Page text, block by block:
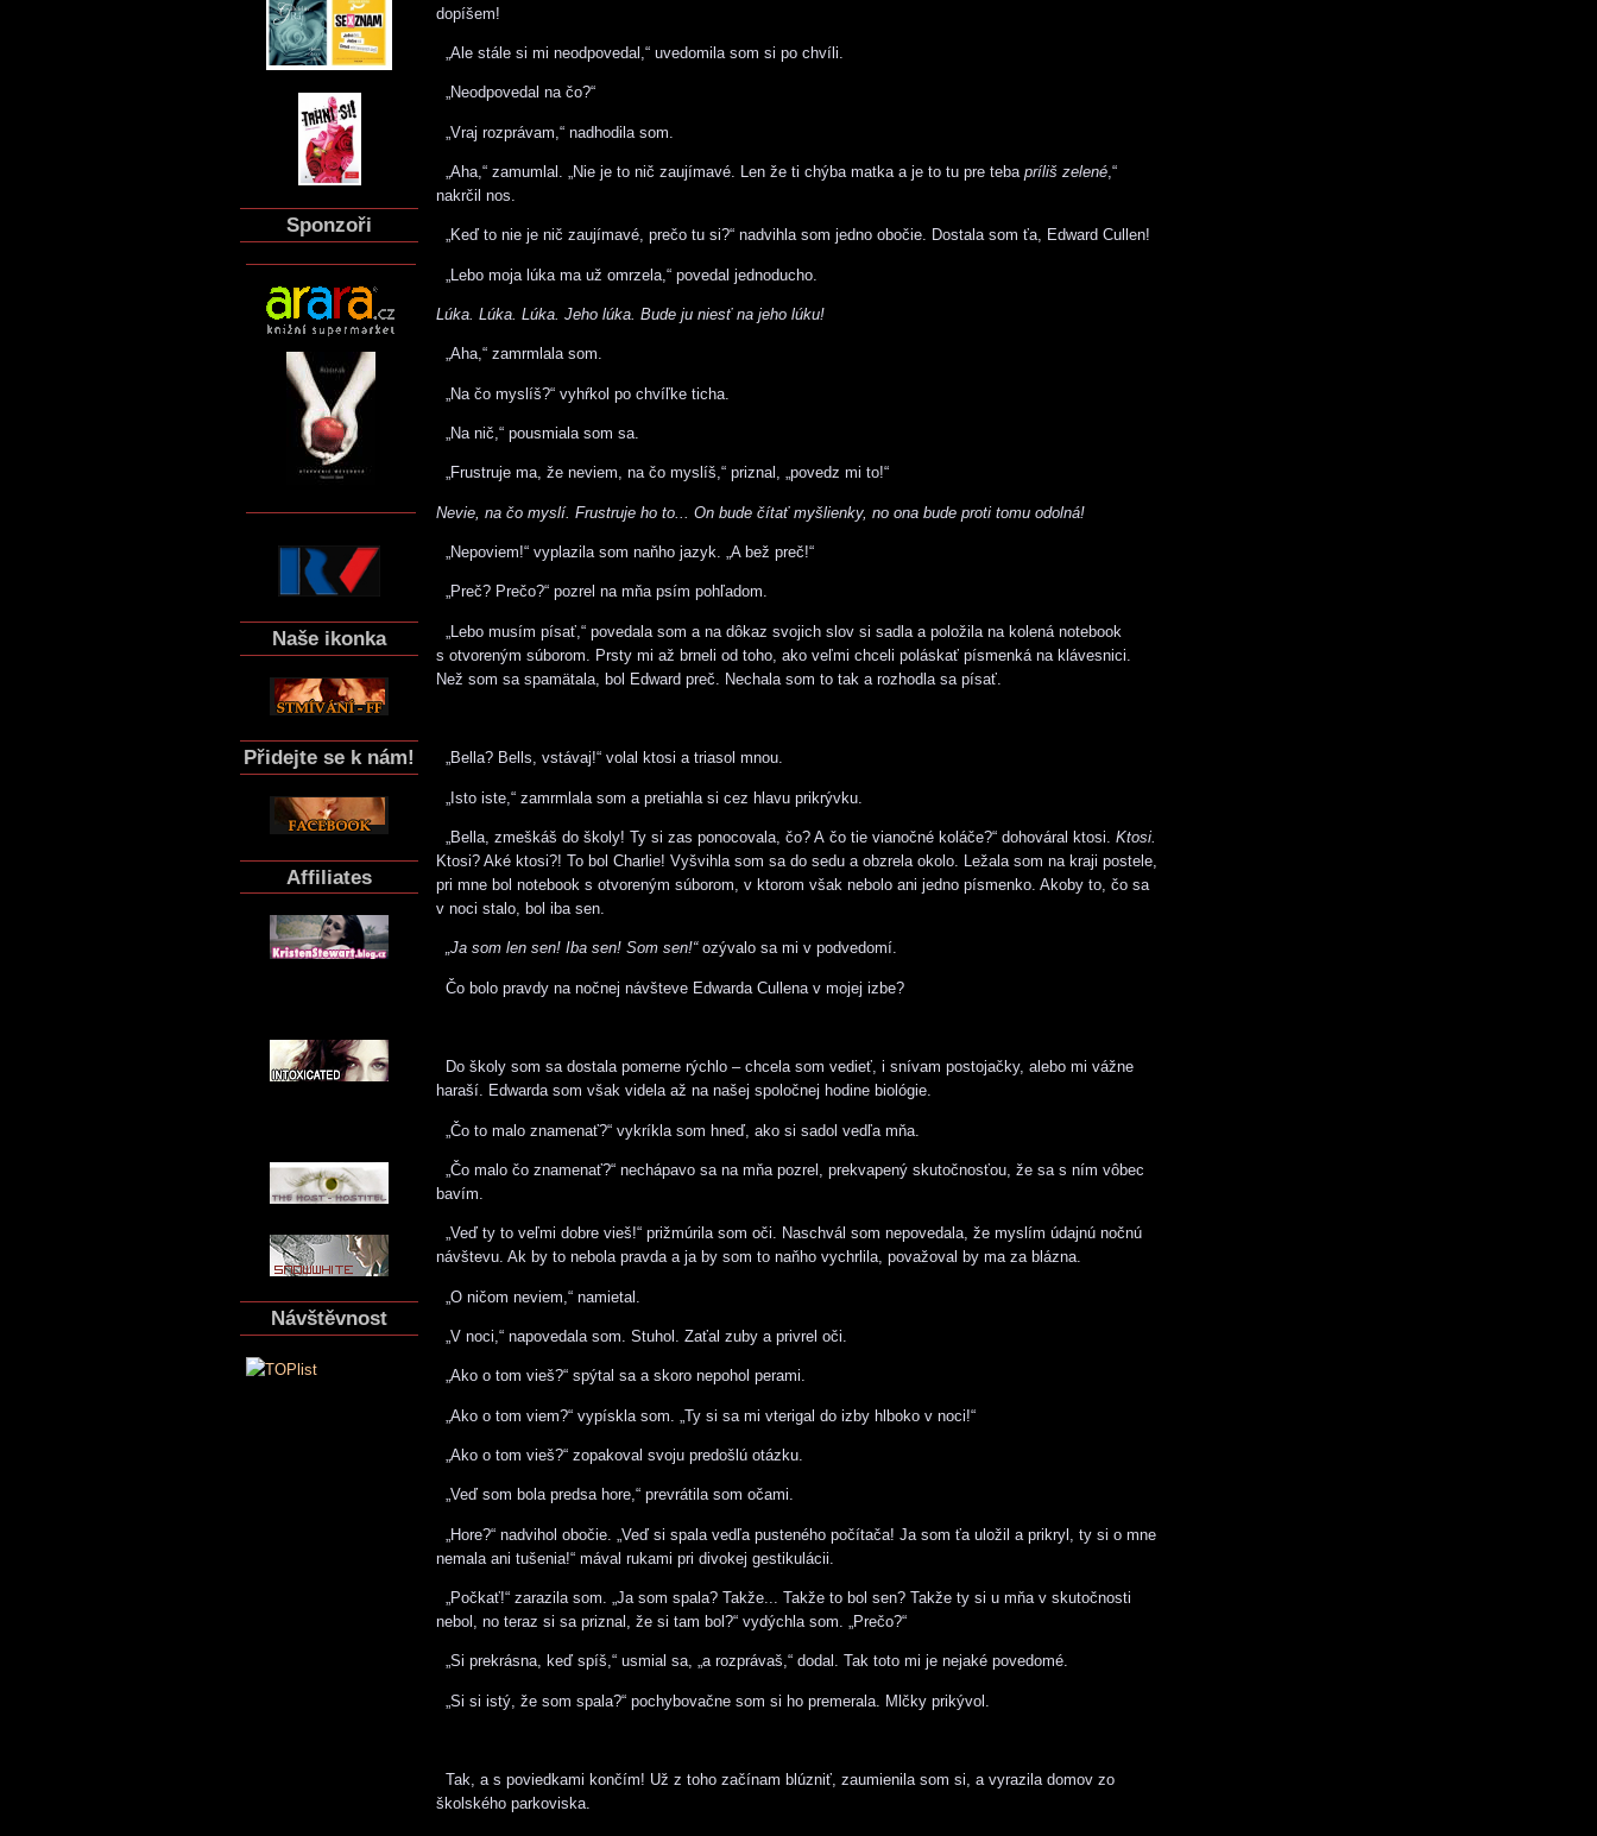
Sponzoři
Naše ikonka
Přidejte se k nám!
Affiliates
Návštěvnost
dopíšem!
„Ale stále si mi neodpovedal,“ uvedomila som si po chvíli.
„Neodpovedal na čo?“
„Vraj rozprávam,“ nadhodila som.
„Aha,“ zamumlal. „Nie je to nič zaujímavé. Len že ti chýba matka a je to tu pre teba príliš zelené,“
nakrčil nos.
„Keď to nie je nič zaujímavé, prečo tu si?“ nadvihla som jedno obočie. Dostala som ťa, Edward Cullen!
„Lebo moja lúka ma už omrzela,“ povedal jednoducho.
Lúka. Lúka. Lúka. Jeho lúka. Bude ju niesť na jeho lúku!
„Aha,“ zamrmlala som.
„Na čo myslíš?“ vyhŕkol po chvíľke ticha.
„Na nič,“ pousmiala som sa.
„Frustruje ma, že neviem, na čo myslíš,“ priznal, „povedz mi to!“
Nevie, na čo myslí. Frustruje ho to... On bude čítať myšlienky, no ona bude proti tomu odolná!
„Nepoviem!“ vyplazila som naňho jazyk. „A bež preč!“
„Preč? Prečo?“ pozrel na mňa psím pohľadom.
„Lebo musím písať,“ povedala som a na dôkaz svojich slov si sadla a položila na kolená notebook
s otvoreným súborom. Prsty mi až brneli od toho, ako veľmi chceli poláskať písmenká na klávesnici.
Než som sa spamätala, bol Edward preč. Nechala som to tak a rozhodla sa písať.
„Bella? Bells, vstávaj!“ volal ktosi a triasol mnou.
„Isto iste,“ zamrmlala som a pretiahla si cez hlavu prikrývku.
„Bella, zmeškáš do školy! Ty si zas ponocovala, čo? A čo tie vianočné koláče?“ dohováral ktosi. Ktosi.
Ktosi? Aké ktosi?! To bol Charlie! Vyšvihla som sa do sedu a obzrela okolo. Ležala som na kraji postele,
pri mne bol notebook s otvoreným súborom, v ktorom však nebolo ani jedno písmenko. Akoby to, čo sa
v noci stalo, bol iba sen.
„Ja som len sen! Iba sen! Som sen!“ozývalo sa mi v podvedomí.
Čo bolo pravdy na nočnej návšteve Edwarda Cullena v mojej izbe?
Do školy som sa dostala pomerne rýchlo – chcela som vedieť, i snívam postojačky, alebo mi vážne
haraší. Edwarda som však videla až na našej spoločnej hodine biológie.
„Čo to malo znamenať?“ vykríkla som hneď, ako si sadol vedľa mňa.
„Čo malo čo znamenať?“ nechápavo sa na mňa pozrel, prekvapený skutočnosťou, že sa s ním vôbec
bavím.
„Veď ty to veľmi dobre vieš!“ prižmúrila som oči. Naschvál som nepovedala, že myslím údajnú nočnú
návštevu. Ak by to nebola pravda a ja by som to naňho vychrlila, považoval by ma za blázna.
„O ničom neviem,“ namietal.
„V noci,“ napovedala som. Stuhol. Zaťal zuby a privrel oči.
„Ako o tom vieš?“ spýtal sa a skoro nepohol perami.
„Ako o tom viem?“ vypískla som. „Ty si sa mi vterigal do izby hlboko v noci!“
„Ako o tom vieš?“ zopakoval svoju predošlú otázku.
„Veď som bola predsa hore,“ prevrátila som očami.
„Hore?“ nadvihol obočie. „Veď si spala vedľa pusteného počítača! Ja som ťa uložil a prikryl, ty si o mne
nemala ani tušenia!“ mával rukami pri divokej gestikulácii.
„Počkať!“ zarazila som. „Ja som spala? Takže... Takže to bol sen? Takže ty si u mňa v skutočnosti
nebol, no teraz si sa priznal, že si tam bol?“ vydýchla som. „Prečo?“
„Si prekrásna, keď spíš,“ usmial sa, „a rozprávaš,“ dodal. Tak toto mi je nejaké povedomé.
„Si si istý, že som spala?“ pochybovačne som si ho premerala. Mlčky prikývol.
Tak, a s poviedkami končím! Už z toho začínam blúzniť, zaumienila som si, a vyrazila domov zo
školského parkoviska.